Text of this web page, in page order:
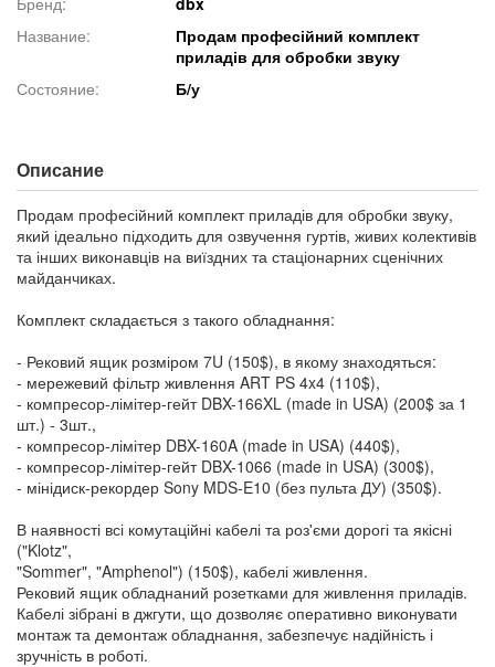
Название:
Продам професійний комплект
приладів для обробки звуку
Состояние:
Б/у
Описание
Продам професійний комплект приладів для обробки звуку,
який ідеально підходить для озвучення гуртів, живих колективів
та інших виконавців на виїздних та стаціонарних сценічних
майданчиках.
Комплект складається з такого обладнання:
- Рековий ящик розміром 7U (150$), в якому знаходяться:
- мережевий фільтр живлення ART PS 4x4 (110$),
- компресор-лімітер-гейт DBX-166XL (made in USA) (200$ за 1
шт.) - 3шт.,
- компресор-лімітер DBX-160A (made in USA) (440$),
- компресор-лімітер-гейт DBX-1066 (made in USA) (300$),
- мінідиск-рекордер Sony MDS-E10 (без пульта ДУ) (350$).
В наявності всі комутаційні кабелі та роз'єми дорогі та якісні
("Klotz",
"Sommer", "Amphenol") (150$), кабелі живлення.
Рековий ящик обладнаний розетками для живлення приладів.
Кабелі зібрані в джгути, що дозволяє оперативно виконувати
монтаж та демонтаж обладнання, забезпечує надійність і
зручність в роботі.